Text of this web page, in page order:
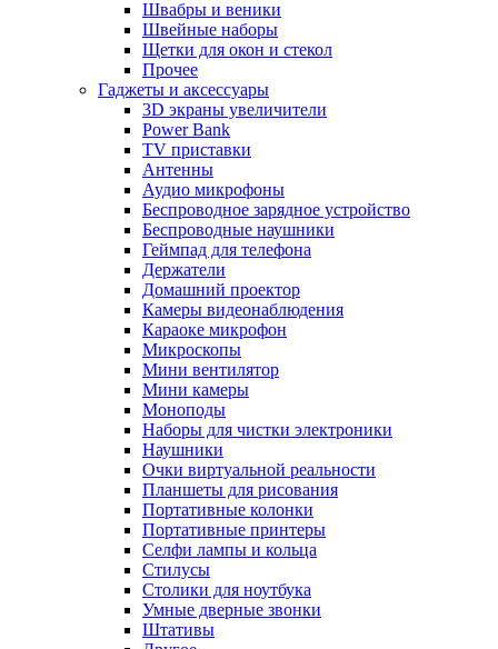
Швабры и веники
Швейные наборы
Щетки для окон и стекол
Прочее
Гаджеты и аксессуары
3D экраны увеличители
Power Bank
TV приставки
Антенны
Аудио микрофоны
Беспроводное зарядное устройство
Беспроводные наушники
Геймпад для телефона
Держатели
Домашний проектор
Камеры видеонаблюдения
Караоке микрофон
Микроскопы
Мини вентилятор
Мини камеры
Моноподы
Наборы для чистки электроники
Наушники
Очки виртуальной реальности
Планшеты для рисования
Портативные колонки
Портативные принтеры
Селфи лампы и кольца
Стилусы
Столики для ноутбука
Умные дверные звонки
Штативы